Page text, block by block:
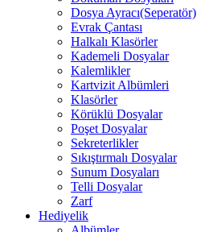
Dosya Ayracı(Seperatör)
Evrak Çantası
Halkalı Klasörler
Kademeli Dosyalar
Kalemlikler
Kartvizit Albümleri
Klasörler
Körüklü Dosyalar
Poşet Dosyalar
Sekreterlikler
Sıkıştırmalı Dosyalar
Sunum Dosyaları
Telli Dosyalar
Zarf
Hediyelik